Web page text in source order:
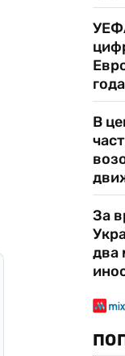
года
В
За
два